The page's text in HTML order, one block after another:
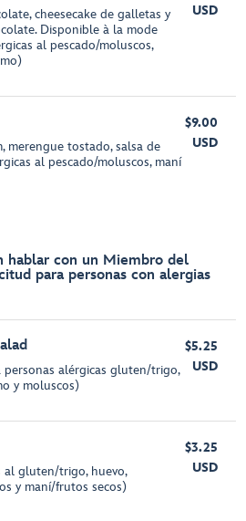
cheesecake de galletas y
Disponible à la mode
al pescado/moluscos,
USD
merengue tostado, salsa de
al pescado/moluscos, maní
$9.00
USD
hablar con un Miembro del
para personas con alergias
personas alérgicas gluten/trigo,
y moluscos)
$5.25
USD
al gluten/trigo, huevo,
y maní/frutos secos)
$3.25
USD